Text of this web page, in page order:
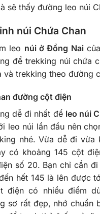
sẽ thấy đường leo núi
núi Chứa Chan
leo núi ở Đồng Nai
để trekking núi chứa
và trekking theo đường
đường cột điện
dễ đi nhất để leo núi
leo núi lần đầu nên
nhé. Vừa dễ đi vừa
có khoảng 145 cột
số 20. Bạn chỉ cần
hết 145 là lên được
điện có nhiều điểm
sơ rất đẹp, nhớ chuẩn